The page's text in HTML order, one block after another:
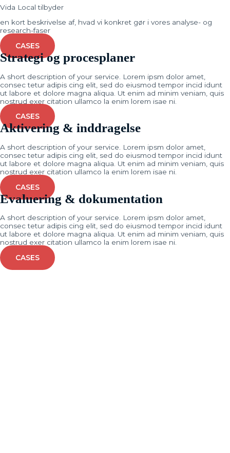
Vida Local tilbyder
en kort beskrivelse af, hvad vi konkret gør i vores analyse- og
research-faser
CASES
Strategi og procesplaner
A short description of your service. Lorem ipsm dolor amet,
consec tetur adipis cing elit, sed do eiusmod tempor incid idunt
ut labore et dolore magna aliqua. Ut enim ad minim veniam, quis
nostrud exer citation ullamco la enim lorem isae ni.
CASES
Aktivering & inddragelse
A short description of your service. Lorem ipsm dolor amet,
consec tetur adipis cing elit, sed do eiusmod tempor incid idunt
ut labore et dolore magna aliqua. Ut enim ad minim veniam, quis
nostrud exer citation ullamco la enim lorem isae ni.
CASES
Evaluering & dokumentation
A short description of your service. Lorem ipsm dolor amet,
consec tetur adipis cing elit, sed do eiusmod tempor incid idunt
ut labore et dolore magna aliqua. Ut enim ad minim veniam, quis
nostrud exer citation ullamco la enim lorem isae ni.
CASES